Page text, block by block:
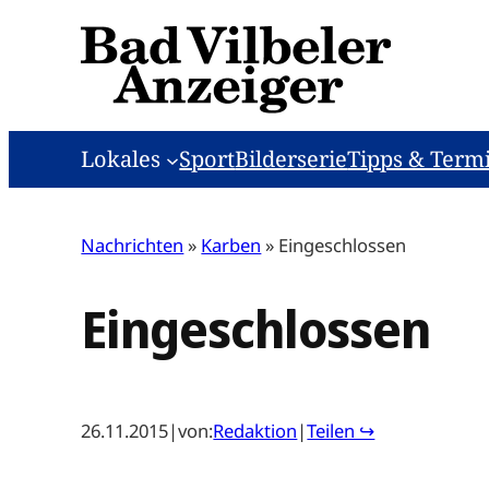
Lokales SportBilderserieTipps &
Nachrichten » Karben » Eingeschlossen
Eingeschlossen
26.11.2015|von:Redaktion |Teilen ↪